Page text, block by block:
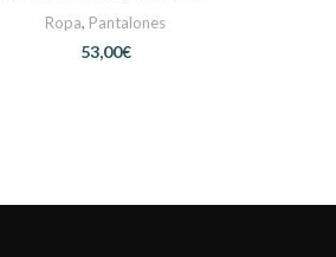
Ropa, Pantalones
€